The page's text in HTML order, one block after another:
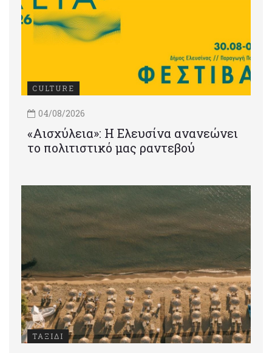
CULTURE
04/08/2026
«Αισχύλεια»: Η Ελευσίνα ανανεώνει
το πολιτιστικό μας ραντεβού
ΤΑΞΙΔΙ